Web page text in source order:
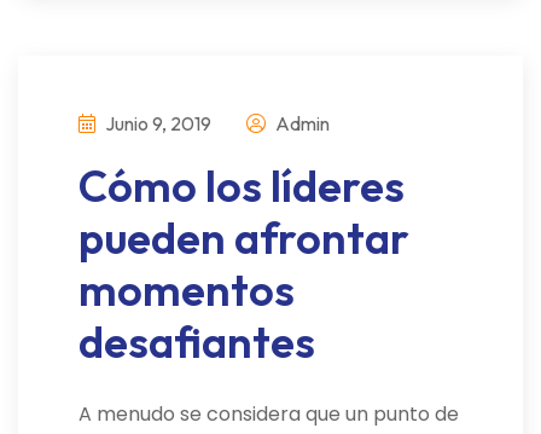
Junio 9, 2019 Admin
Cómo los líderes
pueden afrontar
momentos
desafiantes
A menudo se considera que un punto de